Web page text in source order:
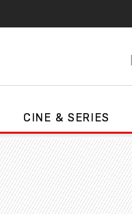
CINE & SERIES